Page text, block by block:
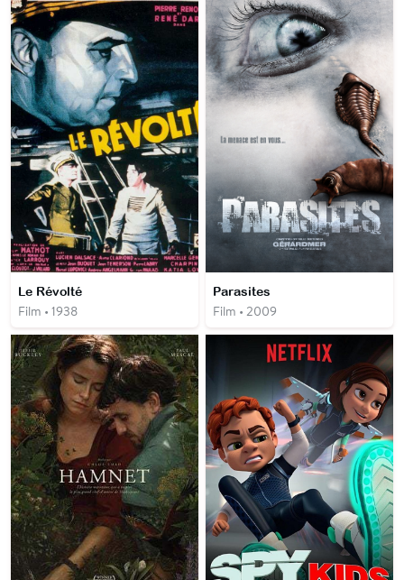
Le Révolté
Film • 1938
Parasites
Film • 2009